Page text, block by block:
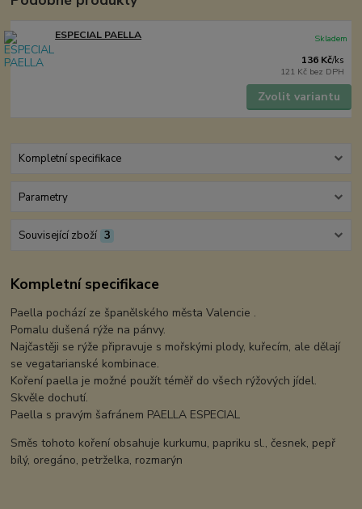
ESPECIAL PAELLA
136 Kč/ks
121 Kč bez DPH
Skladem
Zvolit variantu
Kompletní specifikace
Parametry
Související zboží 3
Kompletní specifikace
Paella pochází ze španělského města Valencie .
Pomalu dušená rýže na pánvy.
Najčastěji se rýže připravuje s mořskými plody, kuřecím, ale dělají
se vegatarianské kombinace.
Koření paella je možné použít téměř do všech rýžových jídel.
Skvěle dochutí.
Paella s pravým šafránem PAELLA ESPECIAL
Směs tohoto koření obsahuje kurkumu, papriku sl., česnek, pepř
bílý, oregáno, petrželka, rozmarýn